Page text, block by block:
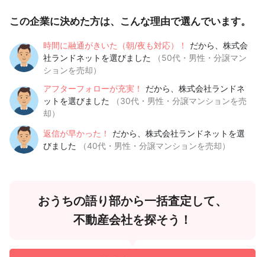
この企業に決めた方は、こんな理由で選んでいます。
時間に融通がきいた（朝/夜も対応）！
だから、株式会
社ランドネットを選びました
（50代・男性・分譲マン
ションを売却）
アフターフォローが充実！
だから、株式会社ランドネ
ットを選びました
（30代・男性・分譲マンションを売
却）
返信が早かった！
だから、株式会社ランドネットを選
びました
（40代・男性・分譲マンションを売却）
おうちの語り部から一括査定して、
不動産会社を探そう！